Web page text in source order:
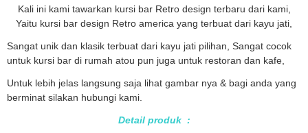
Kali ini kami tawarkan kursi bar Retro design terbaru dari kami,
Yaitu kursi bar design Retro america yang terbuat dari kayu jati,
Sangat unik dan klasik terbuat dari kayu jati pilihan, Sangat cocok
untuk kursi bar di rumah atou pun juga untuk restoran dan kafe,
Untuk lebih jelas langsung saja lihat gambar nya & bagi anda yang
berminat silakan hubungi kami.
Detail produk :